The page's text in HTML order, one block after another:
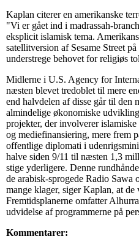
Kaplan citerer en amerikanske
"Vi er gået ind i madrassah-
eksplicit islamisk tema.
satellitversion af Sesame Street
understrege behovet for religiøs
Midlerne i U.S. Agency for
næsten blevet tredoblet til mere
end halvdelen af disse går til den
almindelige økonomiske
projekter, der involverer
og mediefinansiering, mere frem
offentlige diplomati i
halve siden 9/11 til næsten 1,3
stige yderligere. Denne
de arabisk-sprogede Radio
mange klager, siger Kaplan, at de
Fremtidsplanerne omfatter
udvidelse af programmerne på
Kommentarer: